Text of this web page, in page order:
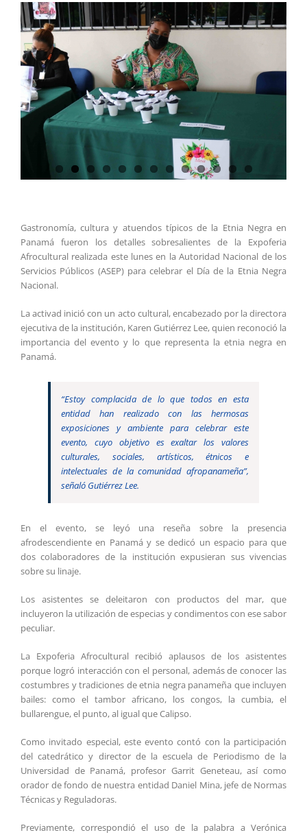
Gastronomía, cultura y atuendos típicos de la Etnia Negra en
Panamá fueron los detalles sobresalientes de la Expoferia
Afrocultural realizada este lunes en la Autoridad Nacional de los
Servicios Públicos (ASEP) para celebrar el Día de la Etnia Negra
Nacional.
La activad inició con un acto cultural, encabezado por la directora
ejecutiva de la institución, Karen Gutiérrez Lee, quien reconoció la
importancia del evento y lo que representa la etnia negra en
Panamá.
“Estoy complacida de lo que todos en esta
entidad han realizado con las hermosas
exposiciones y ambiente para celebrar este
evento, cuyo objetivo es exaltar los valores
culturales, sociales, artísticos, étnicos e
intelectuales de la comunidad afropanameña”,
señaló Gutiérrez Lee.
En el evento, se leyó una reseña sobre la presencia
afrodescendiente en Panamá y se dedicó un espacio para que
dos colaboradores de la institución expusieran sus vivencias
sobre su linaje.
Los asistentes se deleitaron con productos del mar, que
incluyeron la utilización de especias y condimentos con ese sabor
peculiar.
La Expoferia Afrocultural recibió aplausos de los asistentes
porque logró interacción con el personal, además de conocer las
costumbres y tradiciones de etnia negra panameña que incluyen
bailes: como el tambor africano, los congos, la cumbia, el
bullarengue, el punto, al igual que Calipso.
Como invitado especial, este evento contó con la participación
del catedrático y director de la escuela de Periodismo de la
Universidad de Panamá, profesor Garrit Geneteau, así como
orador de fondo de nuestra entidad Daniel Mina, jefe de Normas
Técnicas y Reguladoras.
Previamente, correspondió el uso de la palabra a Verónica